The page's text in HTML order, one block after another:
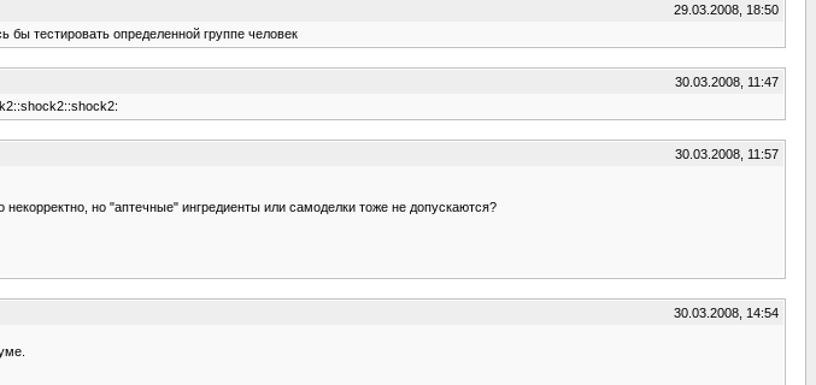
29.03.2008, 18:50
тестировать определенной группе человек
30.03.2008, 11:47
30.03.2008, 11:57
но "аптечные" ингредиенты или самоделки тоже не допускаются?
30.03.2008, 14:54